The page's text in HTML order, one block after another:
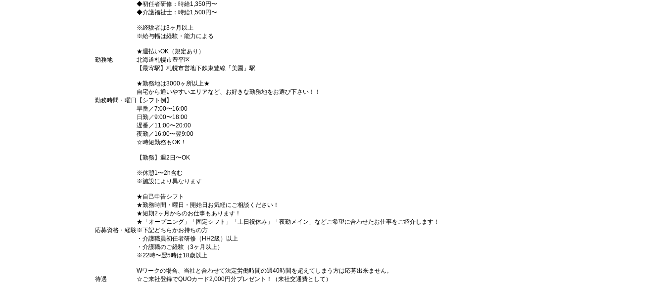
◆初任者研修：時給1,350円〜
◆介護福祉士：時給1,500円〜
※経験者は3ヶ月以上
※給与幅は経験・能力による
★週払いOK（規定あり）
勤務地
北海道札幌市豊平区
【最寄駅】札幌市営地下鉄東豊線「美園」駅
★勤務地は3000ヶ所以上★
自宅から通いやすいエリアなど、お好きな勤務地をお選び下さい！！
勤務時間・曜日
【シフト例】
早番／7:00〜16:00
日勤／9:00〜18:00
遅番／11:00〜20:00
夜勤／16:00〜翌9:00
☆時短勤務もOK！
【勤務】週2日〜OK
※休憩1〜2h含む
※施設により異なります
★自己申告シフト
★勤務時間・曜日・開始日お気軽にご相談ください！
★短期2ヶ月からのお仕事もあります！
★「オープニング」「固定シフト」「土日祝休み」「夜勤メイン」などご希望に合わせたお仕事をご紹介します！
応募資格・経験※下記どちらかお持ちの方
・介護職員初任者研修（HH2級）以上
・介護職のご経験（3ヶ月以上）
※22時〜翌5時は18歳以上
Wワークの場合、当社と合わせて法定労働時間の週40時間を超えてしまう方は応募出来ません。
待遇
☆ご来社登録でQUOカード2,000円分プレゼント！（来社交通費として）